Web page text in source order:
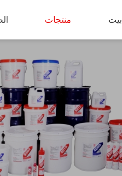
بيت منتجات